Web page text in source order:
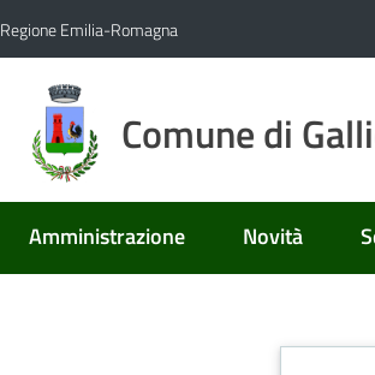
Regione Emilia-Romagna
Comune di
Amministrazione Novità